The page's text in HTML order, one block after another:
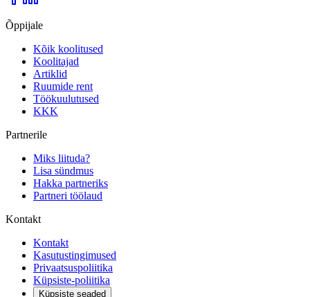
Õppijale
Kõik koolitused
Koolitajad
Artiklid
Ruumide rent
Töökuulutused
KKK
Partnerile
Miks liituda?
Lisa sündmus
Hakka partneriks
Partneri töölaud
Kontakt
Kontakt
Kasutustingimused
Privaatsuspoliitika
Küpsiste-poliitika
Küpsiste seaded